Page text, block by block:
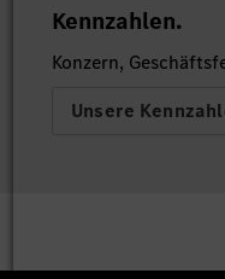
Kennzahlen.
Konzern,
Unsere